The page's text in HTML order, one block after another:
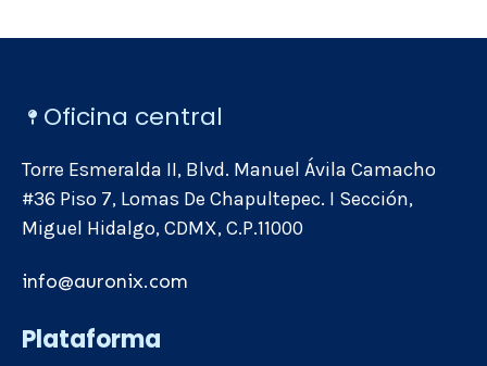
Oficina central
Torre Esmeralda II, Blvd. Manuel Ávila Camacho
#36 Piso 7, Lomas De Chapultepec. I Sección,
Miguel Hidalgo, CDMX, C.P.11000
info@auronix.com
Plataforma